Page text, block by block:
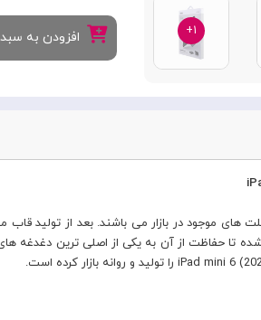
۱+ افزودن به
موجود در بازار می باشند. بعد از تولید
تا حفاظت از آن به یکی از اصلی ترین دغدغه